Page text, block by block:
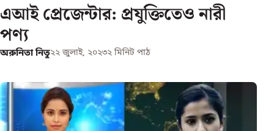
এআই প্রেজেন্টার: প্রযুক্তিতেও নারী
পণ্য
অরুনিতা নিতু২২ জুলাই, ২০২৩২ মিনিট পাঠ